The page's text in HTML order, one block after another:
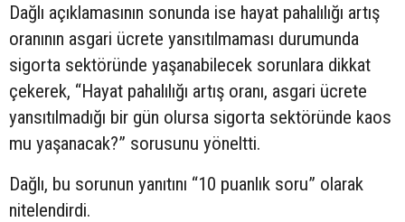
Dağlı açıklamasının sonunda ise hayat pahalılığı artış
oranının asgari ücrete yansıtılmaması durumunda
sigorta sektöründe yaşanabilecek sorunlara dikkat
çekerek, “Hayat pahalılığı artış oranı, asgari ücrete
yansıtılmadığı bir gün olursa sigorta sektöründe kaos
mu yaşanacak?” sorusunu yöneltti.
Dağlı, bu sorunun yanıtını “10 puanlık soru” olarak
nitelendirdi.